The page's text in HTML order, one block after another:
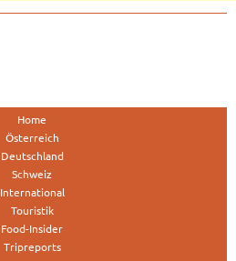
Home
Österreich
Deutschland
Schweiz
International
Touristik
Food-Insider
Tripreports